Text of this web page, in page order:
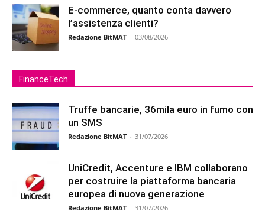
E-commerce, quanto conta davvero
l’assistenza clienti?
Redazione BitMAT - 03/08/2026
FinanceTech
Truffe bancarie, 36mila euro in fumo con
un SMS
Redazione BitMAT - 31/07/2026
UniCredit, Accenture e IBM collaborano
per costruire la piattaforma bancaria
europea di nuova generazione
Redazione BitMAT - 31/07/2026